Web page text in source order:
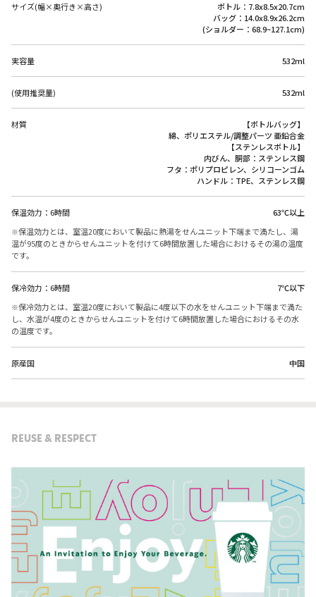
サイズ(幅×奥行き×高さ)
ボトル：7.8x8.5x20.7cm
バッグ：14.0x8.9x26.2cm
(ショルダー：68.9~127.1cm)
実容量 532ml
(使用推奨量) 532ml
材質
【ボトルバッグ】
綿、ポリエステル/調整パーツ 亜鉛合金
【ステンレスボトル】
内びん、胴部：ステンレス鋼
フタ：ポリプロピレン、シリコーンゴム
ハンドル：TPE、ステンレス鋼
保温効力：6時間
63℃以上
保温効力とは、室温20度において製品に熱湯をせんユニット下端まで満たし、湯
温が95度のときからせんユニットを付けて6時間放置した場合におけるその湯の温度
です。
保冷効力：6時間
7℃以下
保冷効力とは、室温20度において製品に4度以下の水をせんユニット下端まで満た
し、水温が4度のときからせんユニットを付けて6時間放置した場合におけるその水
の温度です。
原産国 中国
REUSE & RESPECT